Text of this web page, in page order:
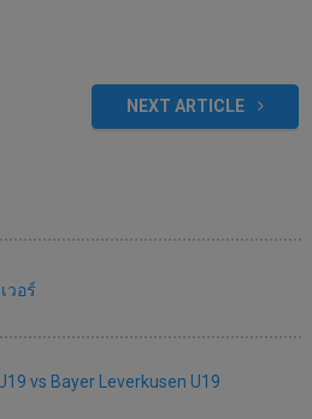
NEXT ARTICLE
วอร์
vs Bayer Leverkusen U19